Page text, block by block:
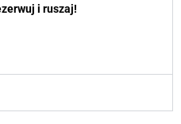
i ruszaj!